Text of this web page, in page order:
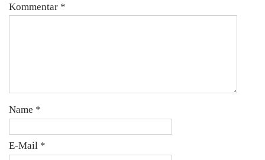
Kommentar *
Name *
E-Mail *